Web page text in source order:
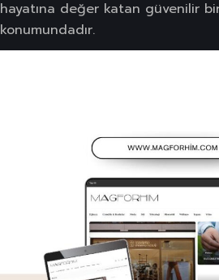
hayatına değer katan güvenilir
konumundadır.